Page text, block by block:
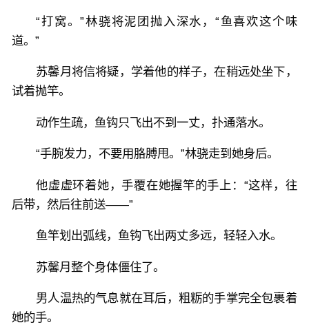
“打窝。”林骁将泥团抛入深水，“鱼喜欢这个味
道。”
苏馨月将信将疑，学着他的样子，在稍远处坐下，
试着抛竿。
动作生疏，鱼钩只飞出不到一丈，扑通落水。
“手腕发力，不要用胳膊甩。”林骁走到她身后。
他虚虚环着她，手覆在她握竿的手上：“这样，往
后带，然后往前送——”
鱼竿划出弧线，鱼钩飞出两丈多远，轻轻入水。
苏馨月整个身体僵住了。
男人温热的气息就在耳后，粗粝的手掌完全包裹着
她的手。